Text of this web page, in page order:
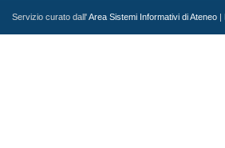
Servizio curato dall'Area Sistemi Informativi di Ateneo